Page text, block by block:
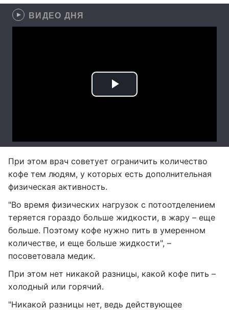
ВИДЕО ДНЯ
При этом врач советует ограничить количество
кофе тем людям, у которых есть дополнительная
физическая активность.
"Во время физических нагрузок с потоотделением
теряется гораздо больше жидкости, в жару – еще
больше. Поэтому кофе нужно пить в умеренном
количестве, и еще больше жидкости", –
посоветовала медик.
При этом нет никакой разницы, какой кофе пить –
холодный или горячий.
"Никакой разницы нет, ведь действующее